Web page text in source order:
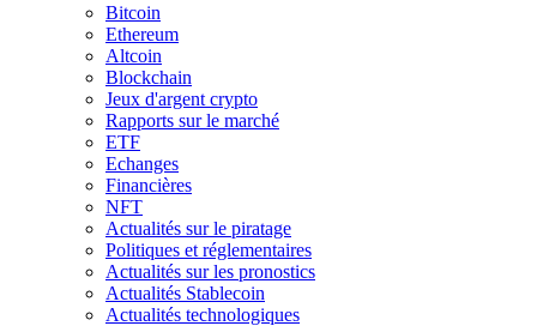
Bitcoin
Ethereum
Altcoin
Blockchain
Jeux d'argent crypto
Rapports sur le marché
ETF
Echanges
Financières
NFT
Actualités sur le piratage
Politiques et réglementaires
Actualités sur les pronostics
Actualités Stablecoin
Actualités technologiques